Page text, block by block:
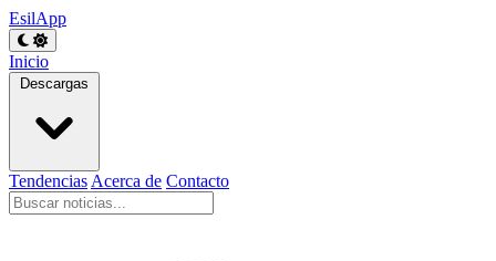
EsilApp
Inicio
Descargas
Tendencias Acerca de Contacto